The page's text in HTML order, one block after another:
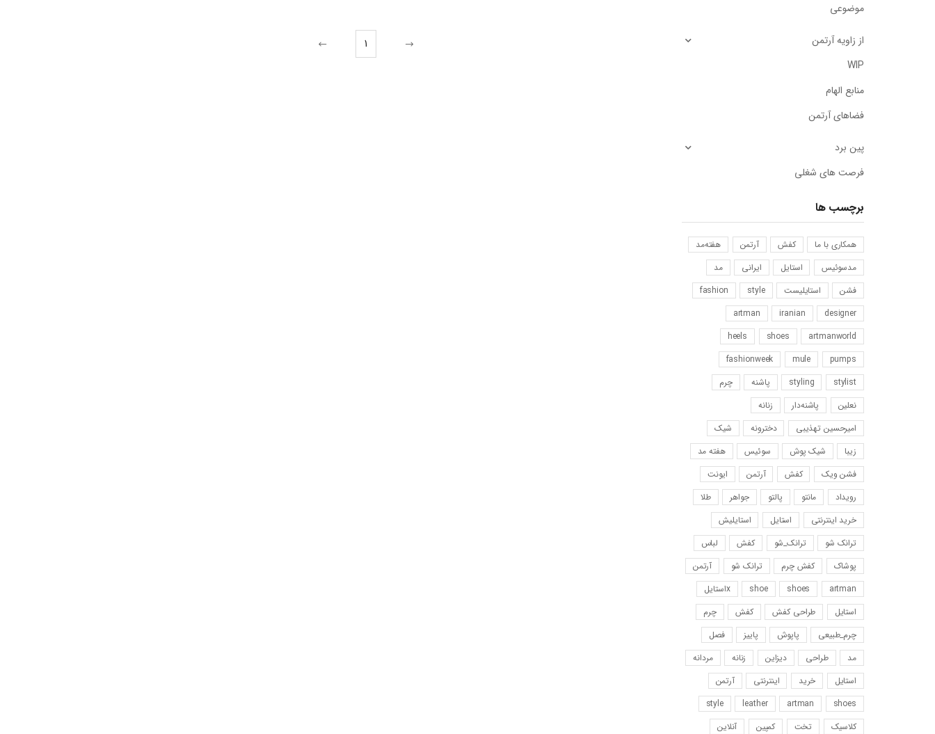
موضوعی
از زاویه آرتمن
WIP
منابع الهام
فضاهای آرتمن
پین برد
فرصت های شغلی
برچسب ها
همکاری با ما کفش آرتمن
هفته‌مد
مد‌سوئیس
استایل ایرانی
مد
فشن
استایلیست style
fashion
designer
iranian
artman
artmanworld
shoes
heels
pumps
mule
fashionweek
stylist
styling پاشنه
چرم
نعلین
پاشنه‌دار
زنانه
امیرحسین‌ تهذیبی
دخترونه
شیک
زیبا
شیک پوش سوئیس
هفته مد
فشن ویک
کفش آرتمن
ایونت
رویداد
مانتو پالتو جواهر
طلا
خرید اینترنتی
استایل
استایلیش
ترانک شو
ترانک_شو کفش
لباس
پوشاک
کفش چرم ترانک شو
آرتمن
artman
shoes
shoe
xاستایل
استایل
طراحی کفش کفش
چرم
چرم_طبیعی
پاپوش پاییز
فصل
مد
طراحی دیزاین زنانه
مردانه
استایل
خرید اینترنتی
آرتمن
shoes
artman
leather
style
کلاسیک
تخت کمپین
آنلاین
1